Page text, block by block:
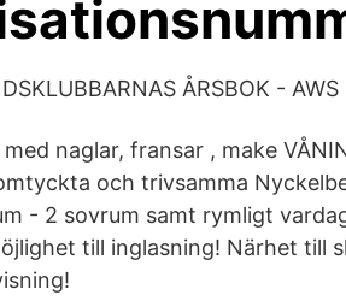
ÅRSBOK - AWS
naglar, fransar , make
och trivsamma
- 2 sovrum samt rymligt
till inglasning! Närhet till